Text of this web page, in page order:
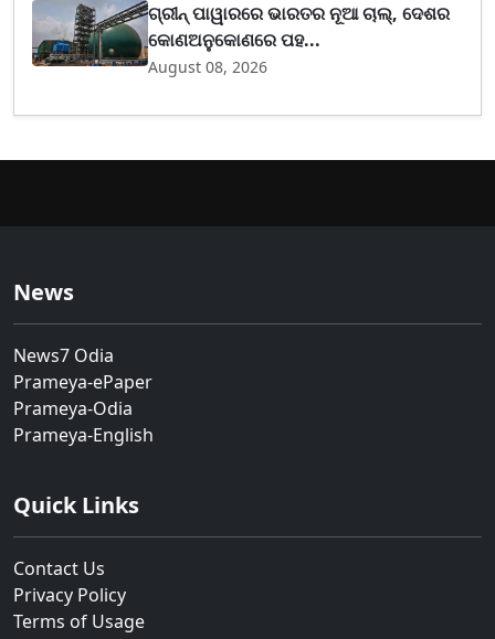
ଗ୍ରୀନ୍ ପାୱାରରେ ଭାରତର ନୂଆ ଚାଲ୍, ଦେଶର
କୋଣଅନୁକୋଣରେ ପହ...
August 08, 2026
News
News7 Odia
Prameya-ePaper
Prameya-Odia
Prameya-English
Quick Links
Contact Us
Privacy Policy
Terms of Usage